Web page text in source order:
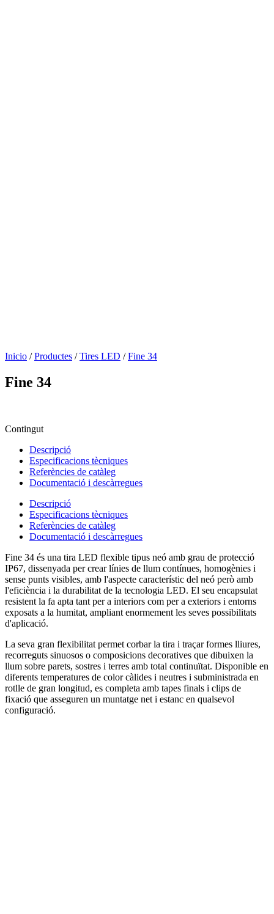
Inicio / Productes / Tires LED / Fine 34
Fine 34
Contingut
Descripció
Especificacions tècniques
Referències de catàleg
Documentació i descàrregues
Descripció
Especificacions tècniques
Referències de catàleg
Documentació i descàrregues
Fine 34 és una tira LED flexible tipus neó amb grau de protecció
IP67, dissenyada per crear línies de llum contínues, homogènies i
sense punts visibles, amb l'aspecte característic del neó però amb
l'eficiència i la durabilitat de la tecnologia LED. El seu encapsulat
resistent la fa apta tant per a interiors com per a exteriors i entorns
exposats a la humitat, ampliant enormement les seves possibilitats
d'aplicació.
La seva gran flexibilitat permet corbar la tira i traçar formes lliures,
recorreguts sinuosos o composicions decoratives que dibuixen la
llum sobre parets, sostres i terres amb total continuïtat. Disponible en
diferents temperatures de color càlides i neutres i subministrada en
rotlle de gran longitud, es completa amb tapes finals i clips de
fixació que asseguren un muntatge net i estanc en qualsevol
configuració.